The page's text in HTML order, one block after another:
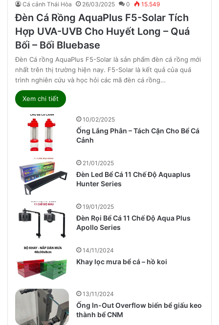
Cá cảnh Thái Hòa 26/03/2025 0 15.549
Đèn Cá Rồng AquaPlus F5-Solar Tích
Hợp UVA-UVB Cho Huyết Long – Quá
Bối – Bối Bluebase
Đèn Cá rồng AquaPlus F5-Solar là sản phẩm đèn cá rồng mới
nhất trên thị trường hiện nay. F5-Solar là kết quả của quá
trình nghiên cứu và học hỏi các mã đèn cá rồng…
Xem chi tiết
10/02/2025
Ống Lắng Phân – Tách Cặn Cho Bể Cá
Cảnh
21/01/2025
Đèn Led Bể Cá 11 Chế Độ Aquaplus
Hunter Series
19/01/2025
Đèn Rọi Bể Cá 11 Chế Độ Aqua Plus
Apollo Series
14/11/2024
Khay lọc mưa bể cá – hồ koi
13/11/2024
Ống In-Out Overflow biến bể giấu keo
thành bể CNM